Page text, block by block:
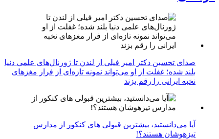
صدای تحسین دکتر امیر فیلی از لندن تا ژورنال‌های علمی دنیا
بلند شده؛ غفلت از او می‌تواند نمونه تازه‌ای از فرار مغزهای
نخبه ایرانی را رقم بزند
آیا می‌دانستید، بیشترین قبولی های کنکور از مدارس
تیزهوشان هستند؟!